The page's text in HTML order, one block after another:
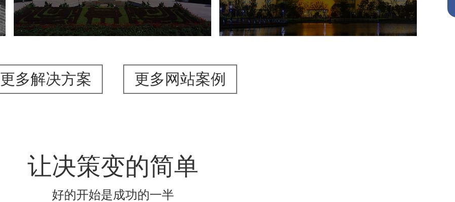
博物馆网站建设
景区网站建设
博物馆网站建设
景区网站建设
更多解决方案 更多网站案例
让决策变的简单
好的开始是成功的一半